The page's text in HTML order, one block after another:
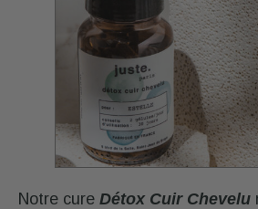
Notre cure Détox Cuir Chevelu